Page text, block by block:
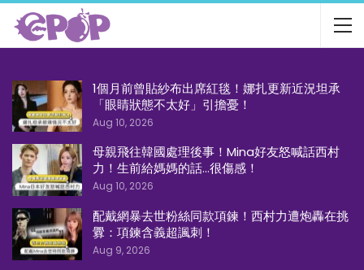
1個月前曾貼紗布出席紅毯！娜扎更新近況坦承
「眼睛狀態不太好」引擔憂！
Aug 10, 2026
母親飛往韓國處理後事！Mina好友怒喊話西村
力！生前給媽媽的話…很傷感！
Aug 10, 2026
配戴網暴去世粉絲同款項鍊！西村力遭炮轟在挑
釁：項鍊含義超諷刺！
Aug 9, 2026